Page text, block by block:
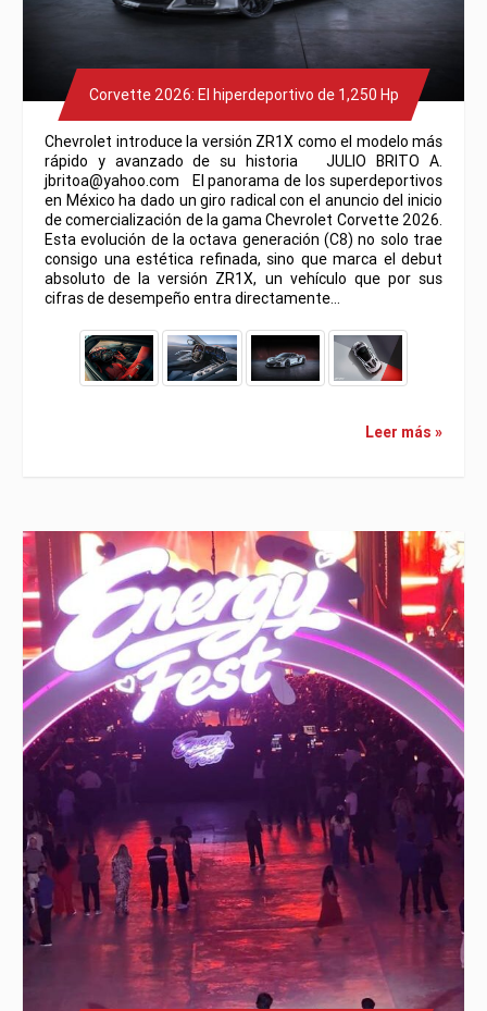
Corvette 2026: El hiperdeportivo de 1,250 Hp
Chevrolet introduce la versión ZR1X como el modelo más
rápido y avanzado de su historia JULIO BRITO A.
jbritoa@yahoo.com El panorama de los superdeportivos
en México ha dado un giro radical con el anuncio del inicio
de comercialización de la gama Chevrolet Corvette 2026.
Esta evolución de la octava generación (C8) no solo trae
consigo una estética refinada, sino que marca el debut
absoluto de la versión ZR1X, un vehículo que por sus
cifras de desempeño entra directamente…
Leer más »